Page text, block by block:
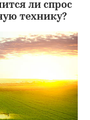
ли спрос
технику?